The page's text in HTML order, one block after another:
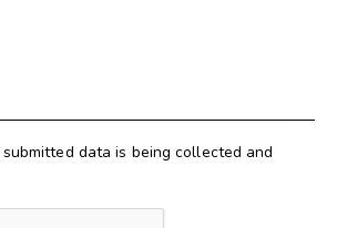
data is being collected and